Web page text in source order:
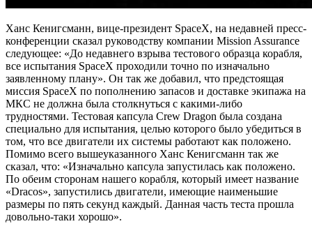
Ханс Кенигсманн, вице-президент SpaceX, на недавней пресс-
конференции сказал руководству компании Mission Assurance
следующее: «До недавнего взрыва тестового образца корабля,
все испытания SpaceX проходили точно по изначально
заявленному плану». Он так же добавил, что предстоящая
миссия SpaceX по пополнению запасов и доставке экипажа на
МКС не должна была столкнуться с какими-либо
трудностями. Тестовая капсула Crew Dragon была создана
специально для испытания, целью которого было убедиться в
том, что все двигатели их системы работают как положено.
Помимо всего вышеуказанного Ханс Кенигсманн так же
сказал, что: «Изначально капсула запустилась как положено.
По обеим сторонам нашего корабля, который имеет название
«Dracos», запустились двигатели, имеющие наименьшие
размеры по пять секунд каждый. Данная часть теста прошла
довольно-таки хорошо».